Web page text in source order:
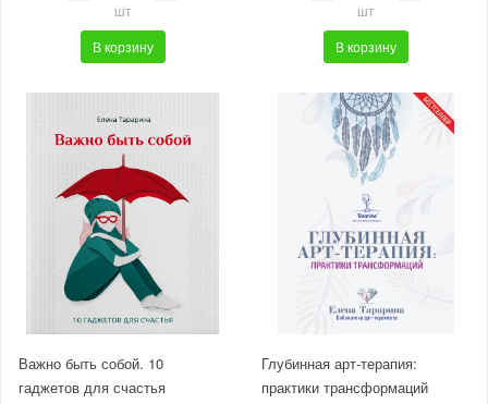
шт
В корзину
шт
В корзину
Важно быть собой. 10
гаджетов для счастья
Глубинная арт-терапия:
практики трансформаций